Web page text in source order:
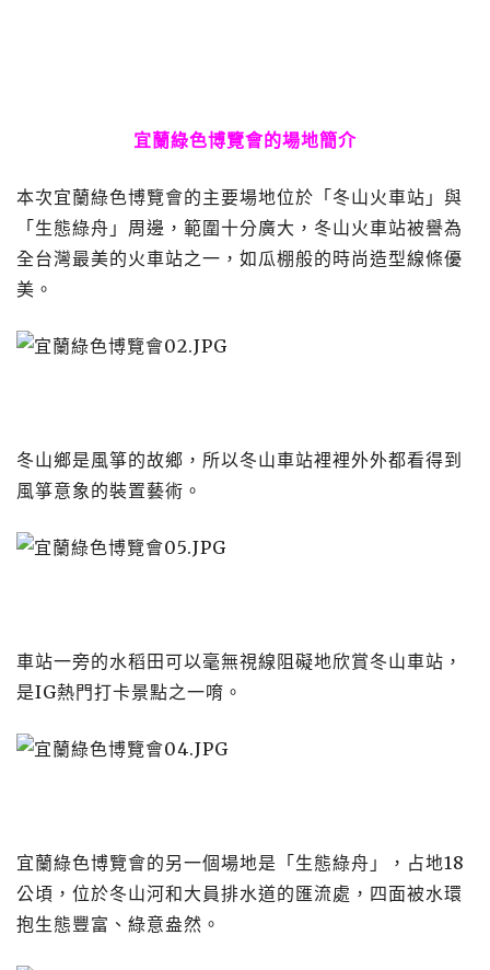
宜蘭綠色博覽會的場地簡介
本次宜蘭綠色博覽會的主要場地位於「冬山火車站」與
「生態綠舟」周邊，範圍十分廣大，冬山火車站被譽為
全台灣最美的火車站之一，如瓜棚般的時尚造型線條優
美。
冬山鄉是風箏的故鄉，所以冬山車站裡裡外外都看得到
風箏意象的裝置藝術。
車站一旁的水稻田可以毫無視線阻礙地欣賞冬山車站，
是IG熱門打卡景點之一唷。
宜蘭綠色博覽會的另一個場地是「生態綠舟」，占地18
公頃，位於冬山河和大員排水道的匯流處，四面被水環
抱生態豐富、綠意盎然。